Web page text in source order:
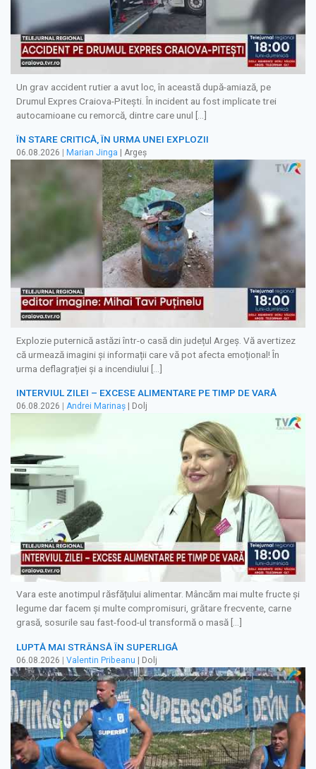
Un grav accident rutier a avut loc, în această după-amiază, pe
Drumul Expres Craiova-Pitești. În incident au fost implicate trei
autocamioane cu remorcă, dintre care unul […]
ÎN STARE CRITICĂ, ÎN URMA UNEI EXPLOZII
06.08.2026 Marian Jinga | Argeș
Explozie puternică astăzi într-o casă din județul Argeș. Vă avertizez
că urmează imagini și informații care vă pot afecta emoțional! În
urma deflagrației și a incendiului […]
INTERVIUL ZILEI – EXCESE ALIMENTARE PE TIMP DE VARĂ
06.08.2026 Andrei Marinaș | Dolj
Vara este anotimpul răsfățului alimentar. Mâncăm mai multe fructe și
legume dar facem și multe compromisuri, grătare frecvente, carne
grasă, sosurile sau fast-food-ul transformă o masă […]
LUPTĂ MAI STRÂNSĂ ÎN SUPERLIGĂ
06.08.2026 | Valentin Pribeanu | Dolj